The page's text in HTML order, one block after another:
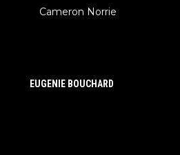
Cameron Norrie
EUGENIE BOUCHARD